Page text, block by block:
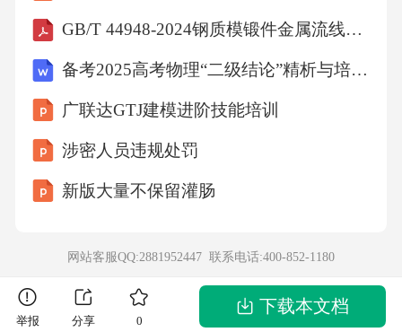
进行评判是非对错。总的来说，就是缺乏理性
络暴力的起点往往是一篇帖子，当事人发表了
自己亲身经历或亲眼所见的事件经过，网友们
最初以朴素善良的感情和基本的道德观对帖子
进行评论与转发，其实单靠转发与评论是无法
影响力的公众人物进行报道或转发之后，往往
GB/T 44948-2024钢质模锻件金属流线取样要求及评定
备考2025高考物理“二级结论”精析与培优争分练讲义-01 共点力平衡（教师版）
广联达GTJ建模进阶技能培训
涉密人员违规处罚
新版大量不保留灌肠
网站客服QQ:2881952447 联系电话:400-852-1180
举报 分享 0
下载本文档